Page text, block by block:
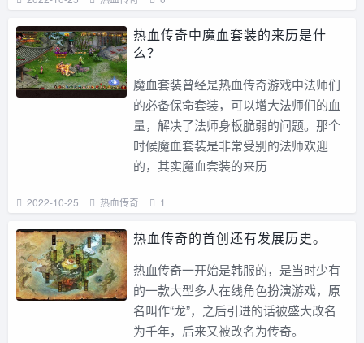
热血传奇中魔血套装的来历是什
么？
魔血套装曾经是热血传奇游戏中法师们
的必备保命套装，可以增大法师们的血
量，解决了法师身板脆弱的问题。那个
时候魔血套装是非常受别的法师欢迎
的，其实魔血套装的来历
2022-10-25 热血传奇 1
热血传奇的首创还有发展历史。
热血传奇一开始是韩服的，是当时少有
的一款大型多人在线角色扮演游戏，原
名叫作“龙”，之后引进的话被盛大改名
为千年，后来又被改名为传奇。